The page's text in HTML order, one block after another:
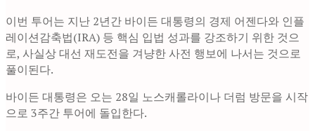
이번 투어는 지난 2년간 바이든 대통령의 경제 어젠다와 인플
레이션감축법(IRA) 등 핵심 입법 성과를 강조하기 위한 것으
로, 사실상 대선 재도전을 겨냥한 사전 행보에 나서는 것으로
풀이된다.
바이든 대통령은 오는 28일 노스캐롤라이나 더럼 방문을 시작
으로 3주간 투어에 돌입한다.